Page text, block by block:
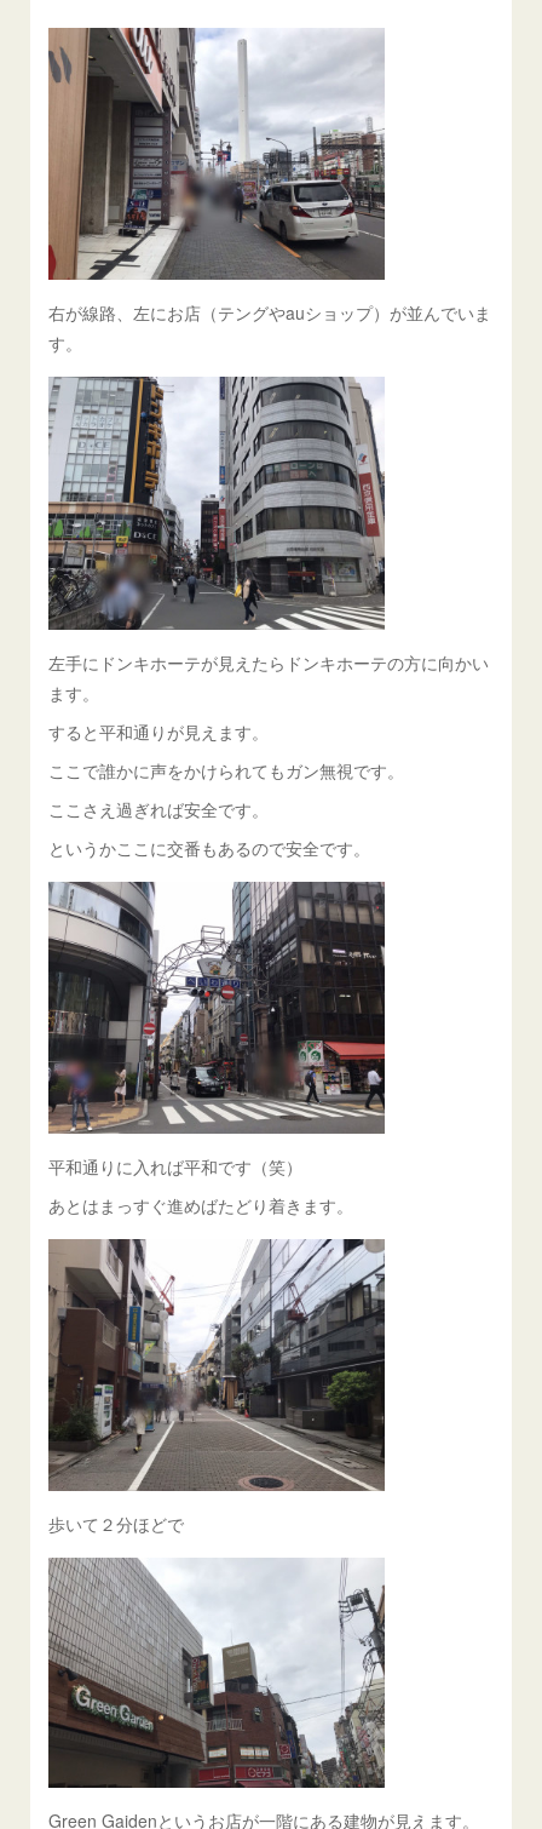
右が線路、左にお店（テングやauショップ）が並んでいま
す。
左手にドンキホーテが見えたらドンキホーテの方に向かい
ます。
すると平和通りが見えます。
ここで誰かに声をかけられてもガン無視です。
ここさえ過ぎれば安全です。
というかここに交番もあるので安全です。
平和通りに入れば平和です（笑）
あとはまっすぐ進めばたどり着きます。
歩いて２分ほどで
Green Gaidenというお店が一階にある建物が見えます。